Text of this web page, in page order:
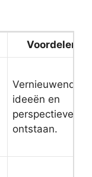
Voordelen
Vernieuwende
ideeën en
perspectieven
ontstaan.